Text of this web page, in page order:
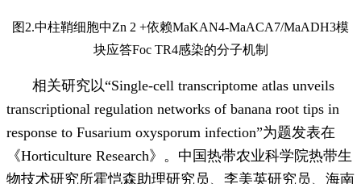
图2.中柱鞘细胞中Zn 2 +依赖MaKAN4-MaACA7/MaADH3模
块应答Foc TR4感染的分子机制
相关研究以“Single-cell transcriptome atlas unveils
transcriptional regulation networks of banana root tips in
response to Fusarium oxysporum infection”为题发表在
《Horticulture Research》。中国热带农业科学院热带生
物技术研究所霍恺森助理研究员、李美英研究员、海南